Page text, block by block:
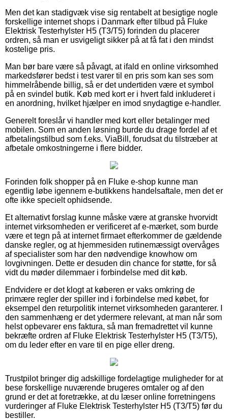
Men det kan stadigvæk vise sig rentabelt at besigtige nogle
forskellige internet shops i Danmark efter tilbud på Fluke
Elektrisk Testerhylster H5 (T3/T5) forinden du placerer
ordren, så man er usvigeligt sikker på at få fat i den mindst
kostelige pris.
Man bør bare være så påvagt, at ifald en online virksomhed
markedsfører bedst i test varer til en pris som kan ses som
himmelråbende billig, så er det undertiden være et symbol
på en svindel butik. Køb med kort er i hvert fald inkluderet i
en anordning, hvilket hjælper en imod snydagtige e-handler.
Generelt foreslår vi handler med kort eller betalinger med
mobilen. Som en anden løsning burde du drage fordel af et
afbetalingstilbud som f.eks. ViaBill, forudsat du tilstræber at
afbetale omkostningerne i flere bidder.
Forinden folk shopper på en Fluke e-shop kunne man
egentlig løbe igennem e-butikkens handelsaftale, men det er
ofte ikke specielt ophidsende.
Et alternativt forslag kunne måske være at granske hvorvidt
internet virksomheden er verificeret af e-mærket, som burde
være et tegn på at internet firmaet efterkommer de gældende
danske regler, og at hjemmesiden rutinemæssigt overvåges
af specialister som har den nødvendige knowhow om
lovgivningen. Dette er desuden din chance for støtte, for så
vidt du møder dilemmaer i forbindelse med dit køb.
Endvidere er det klogt at køberen er vaks omkring de
primære regler der spiller ind i forbindelse med købet, for
eksempel den returpolitik internet virksomheden garanterer. I
den sammenhæng er det ydermere relevant, at man når som
helst opbevarer ens faktura, så man fremadrettet vil kunne
bekræfte ordren af Fluke Elektrisk Testerhylster H5 (T3/T5),
om du leder efter en vare til en pige eller dreng.
Trustpilot bringer dig adskillige fordelagtige muligheder for at
bese forskellige nuværende brugeres omtaler og af den
grund er det at foretrække, at du læser online forretningens
vurderinger af Fluke Elektrisk Testerhylster H5 (T3/T5) før du
bestiller.